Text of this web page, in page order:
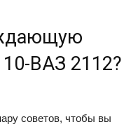
ВАЗ 2112?
советов, чтобы вы